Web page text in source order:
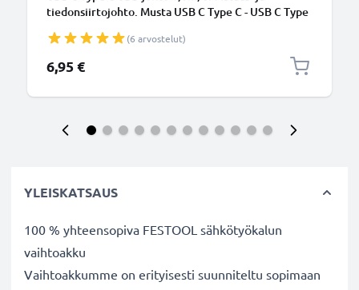
tiedonsiirtojohto. Musta USB C Type C - USB C Type
(6 arvostelut)
6,95 €
YLEISKATSAUS
100 % yhteensopiva FESTOOL sähkötyökalun
vaihtoakku
Vaihtoakkumme on erityisesti suunniteltu sopimaan